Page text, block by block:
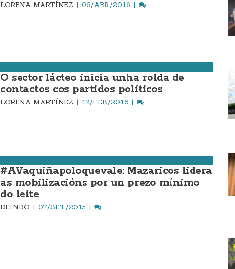
LORENA MARTÍNEZ 06/ABR./2016
O sector lácteo inicia unha rolda de
contactos cos partidos políticos
LORENA MARTÍNEZ 12/FEB./2016
#AVaquiñapoloquevale: Mazaricos lidera
as mobilizacións por un prezo mínimo
do leite
DEINDO 07/SET./2015